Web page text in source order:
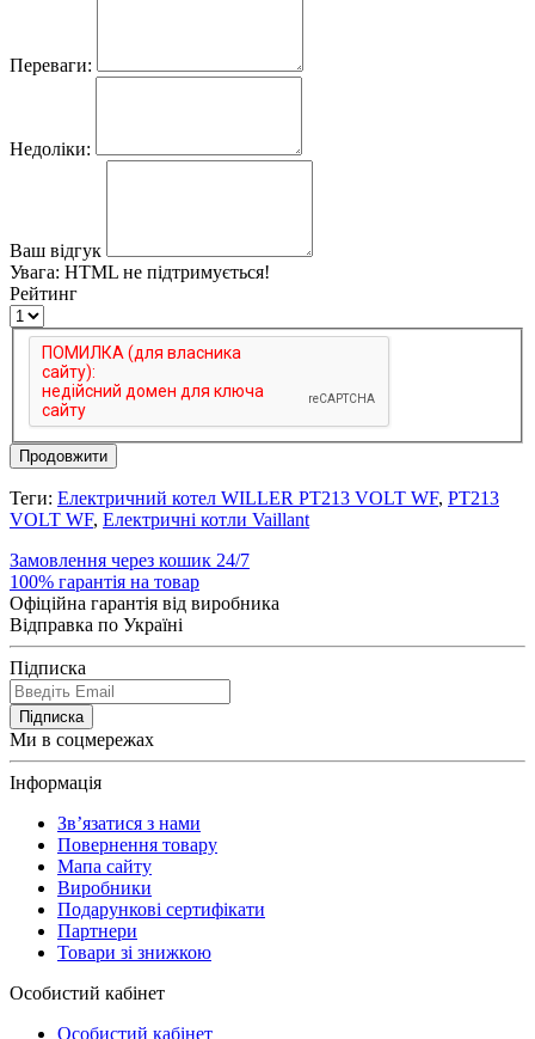
Переваги:
Недоліки:
Ваш відгук
Увага: HTML не підтримується!
Рейтинг
Продовжити
Теги: Електричний котел WILLER PT213 VOLT WF, PT213
VOLT WF, Електричні котли Vaillant
Замовлення через кошик 24/7
100% гарантія на товар
Офіційна гарантія від виробника
Відправка по Україні
Підписка
Підписка
Ми в соцмережах
Інформація
Зв’язатися з нами
Повернення товару
Мапа сайту
Виробники
Подарункові сертифікати
Партнери
Товари зі знижкою
Особистий кабінет
Особистий кабінет